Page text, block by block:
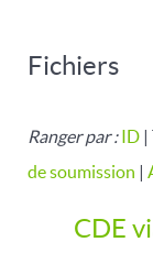
Fichiers
Ranger par :ID |
de soumission |
CDE